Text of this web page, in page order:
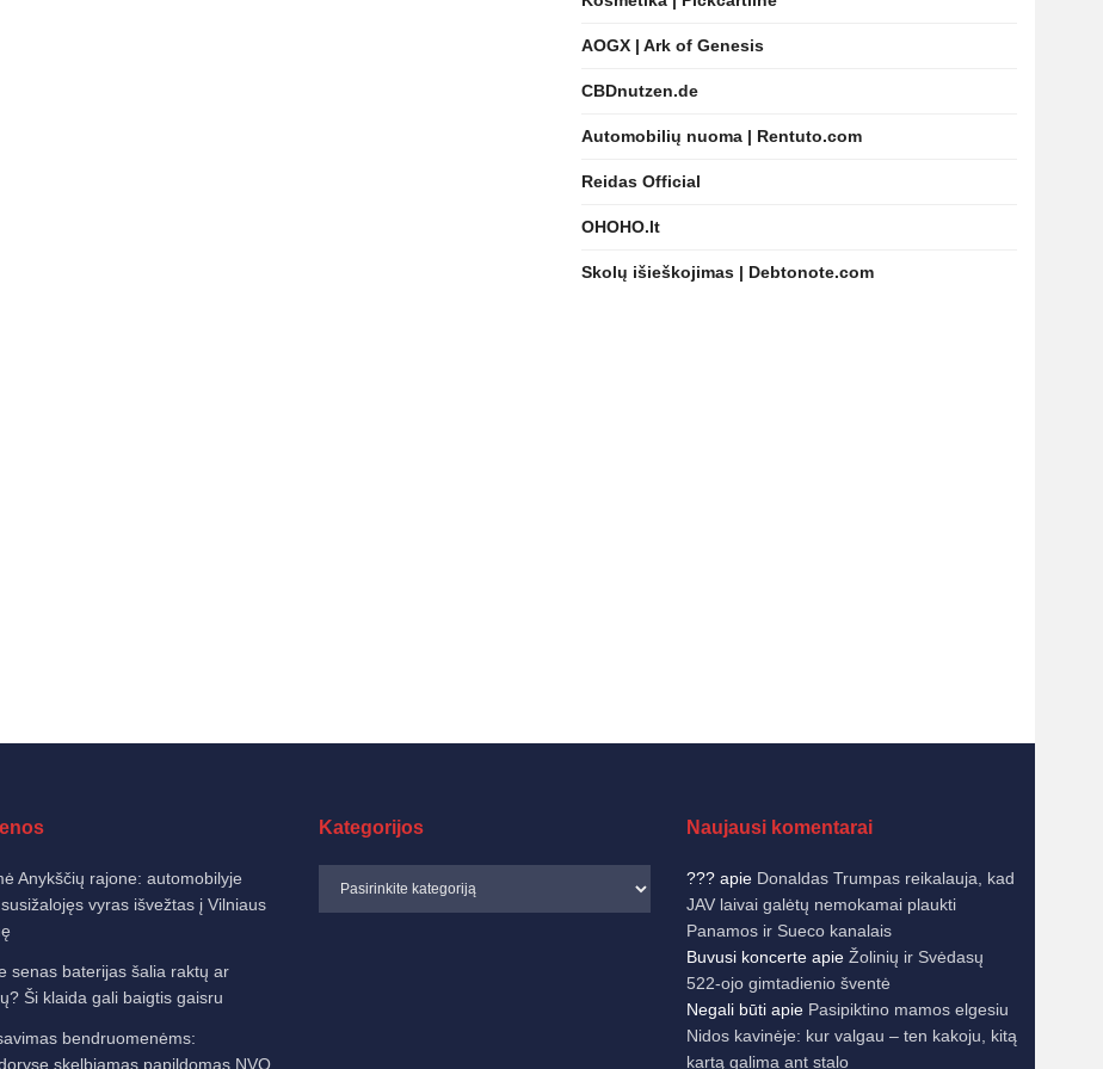
AOGX | Ark of Genesis
CBDnutzen.de
Automobilių nuoma | Rentuto.com
Reidas Official
OHOHO.lt
Skolų išieškojimas | Debtonote.com
Anykščių rajone: automobilyje
vyras išvežtas į Vilniaus
senas baterijas šalia raktų ar
Ši klaida gali baigtis gaisru
bendruomenėms:
skelbiamas papildomas NVO
Kategorijos Naujausi komentarai
???apie Donaldas Trumpas reikalauja, kad
JAV laivai galėtų nemokamai plaukti
Panamos ir Sueco kanalais
Buvusi koncerteapie Žolinių ir Svėdasų
522-ojo gimtadienio šventė
Negali būtiapie Pasipiktino mamos elgesiu
Nidos kavinėje: kur valgau – ten kakoju, kitą
kartą galima ant stalo